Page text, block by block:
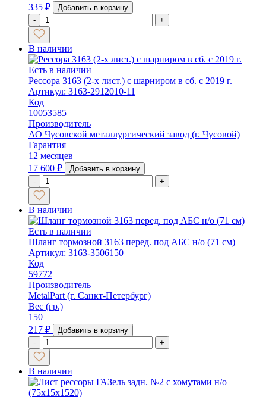
335 ₽
Добавить в корзину
-
+
В наличии
Есть в наличии
Рессора 3163 (2-х лист.) с шарниром в сб. с 2019 г.
Артикул: 3163-2912010-11
Код
10053585
Производитель
АО Чусовской металлургический завод (г. Чусовой)
Гарантия
12 месяцев
17 600 ₽
Добавить в корзину
-
+
В наличии
Есть в наличии
Шланг тормозной 3163 перед. под АБС н/о (71 см)
Артикул: 3163-3506150
Код
59772
Производитель
MetalPart (г. Санкт-Петербург)
Вес (гр.)
150
217 ₽
Добавить в корзину
-
+
В наличии